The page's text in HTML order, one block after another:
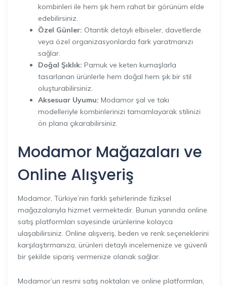
kombinleri ile hem şık hem rahat bir görünüm elde
edebilirsiniz.
Özel Günler: Otantik detaylı elbiseler, davetlerde
veya özel organizasyonlarda fark yaratmanızı
sağlar.
Doğal Şıklık: Pamuk ve keten kumaşlarla
tasarlanan ürünlerle hem doğal hem şık bir stil
oluşturabilirsiniz.
Aksesuar Uyumu: Modamor şal ve takı
modelleriyle kombinlerinizi tamamlayarak stilinizi
ön plana çıkarabilirsiniz.
Modamor Mağazaları ve
Online Alışveriş
Modamor, Türkiye’nin farklı şehirlerinde fiziksel
mağazalarıyla hizmet vermektedir. Bunun yanında online
satış platformları sayesinde ürünlerine kolayca
ulaşabilirsiniz. Online alışveriş, beden ve renk seçeneklerini
karşılaştırmanıza, ürünleri detaylı incelemenize ve güvenli
bir şekilde sipariş vermenize olanak sağlar.
Modamor’un resmi satış noktaları ve online platformları,